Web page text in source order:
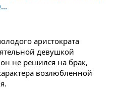
аристократа
девушкой
не решился на брак,
возлюбленной